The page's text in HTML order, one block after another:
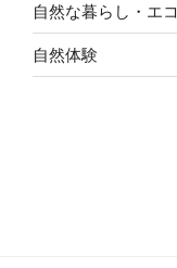
自然な暮らし・エコ
自然体験